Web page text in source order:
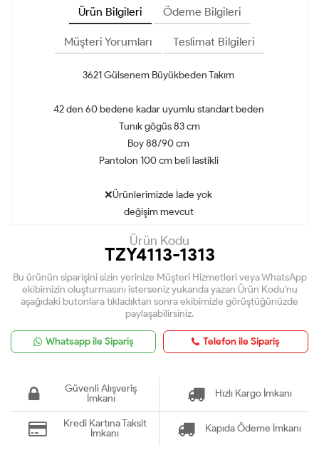
Ürün Bilgileri Ödeme Bilgileri
Müşteri Yorumları Teslimat Bilgileri
3621 Gülsenem Büyükbeden Takım
42 den 60 bedene kadar uyumlu standart beden
Tunık gögüs 83 cm
Boy 88/90 cm
Pantolon 100 cm beli lastikli
❌Ürünlerimizde İade yok
değişim mevcut
Ürün Kodu
TZY4113-1313
Bu ürünün siparişini sizin yerinize Müşteri Hizmetleri veya WhatsApp
ekibimizin oluşturmasını isterseniz yukarıda yazan Ürün Kodu'nu
aşağıdaki butonlara tıkladıktan sonra ekibimizle görüştüğünüzde
paylaşabilirsiniz.
Whatsapp ile Sipariş Telefon ile Sipariş
Güvenli Alışveriş
İmkanı
Hızlı Kargo İmkanı
Kredi Kartına Taksit
İmkanı
Kapıda Ödeme İmkanı